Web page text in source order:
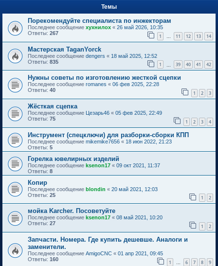
Темы
Порекомендуйте специалиста по инжекторам
Последнее сообщение хухнилох « 26 май 2026, 10:35
Ответы: 267 1 … 11 12 13 14
Мастерская TaganYorck
Последнее сообщение dengers « 18 май 2025, 12:52
Ответы: 835 1 39 40 41 42
Нужны советы по изготовлению жесткой сцепки
Последнее сообщение romanes « 06 фев 2025, 22:28
Ответы: 40 1 2 3
Жёсткая сцепка
Последнее сообщение Цезарь46 « 05 фев 2025, 22:49
Ответы: 75 1 2 3 4
Инструмент (спецключи) для разборки-сборки КПП
Последнее сообщение mikemike7656 « 18 июн 2022, 21:23
Ответы: 5
Горелка ювелирных изделий
Последнее сообщение ksenon17 « 09 окт 2021, 11:37
Ответы: 8
Копир
Последнее сообщение blondin « 20 май 2021, 12:03
Ответы: 25 1 2
мойка Karcher. Посоветуйте
Последнее сообщение ksenon17 « 08 май 2021, 10:20
Ответы: 27 1 2
Запчасти. Номера. Где купить дешевше. Аналоги и
заменители.
Последнее сообщение AmigoCNC « 01 апр 2021, 09:45
Ответы: 160 1 … 6 7 8 9